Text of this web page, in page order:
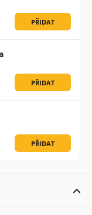
PŘIDAT
PŘIDAT
PŘIDAT